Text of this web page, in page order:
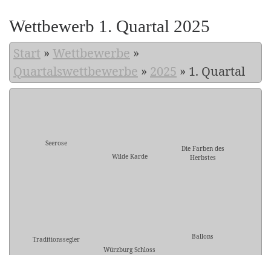
Wettbewerb 1. Quartal 2025
Start » Wettbewerbe »
Quartalswettbewerbe » 2025 » 1. Quartal
Seerose
Wilde Karde
Die Farben des
Herbstes
Traditionssegler
Würzburg Schloss
Ballons